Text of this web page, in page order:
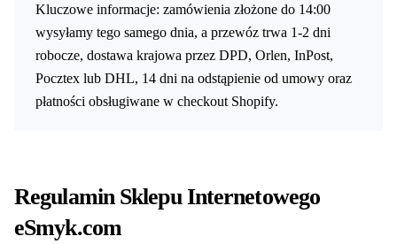
Kluczowe informacje: zamówienia złożone do 14:00
wysyłamy tego samego dnia, a przewóz trwa 1-2 dni
robocze, dostawa krajowa przez DPD, Orlen, InPost,
Pocztex lub DHL, 14 dni na odstąpienie od umowy oraz
płatności obsługiwane w checkout Shopify.
Regulamin Sklepu Internetowego
eSmyk.com